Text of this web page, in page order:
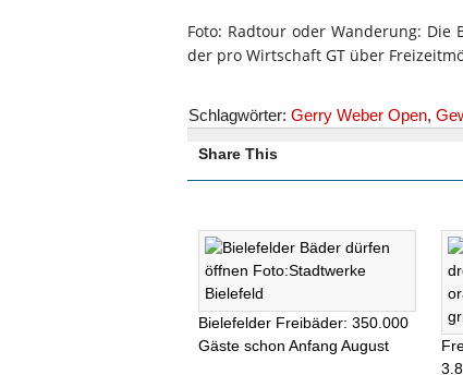
Foto: Radtour oder Wanderung: Die
der pro Wirtschaft GT über
Schlagwörter: Gerry Weber Open,
Share This
Bielefelder Freibäder: 350.000
Gäste schon Anfang August